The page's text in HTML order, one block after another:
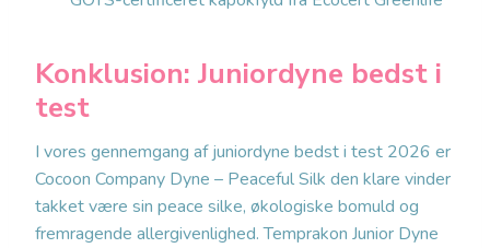
Konklusion: Juniordyne bedst i
test
I vores gennemgang af juniordyne bedst i test 2026 er
Cocoon Company Dyne – Peaceful Silk den klare vinder
takket være sin peace silke, økologiske bomuld og
fremragende allergivenlighed. Temprakon Junior Dyne